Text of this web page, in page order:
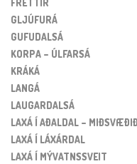
FRÉTTIR
GLJÚFURÁ
GUFUDALSÁ
KORPA – ÚLFARSÁ
KRÁKÁ
LANGÁ
LAUGARDALSÁ
LAXÁ Í AÐALDAL – MIÐSVÆÐIÐ
LAXÁ Í LÁXÁRDAL
LAXÁ Í MÝVATNSSVEIT